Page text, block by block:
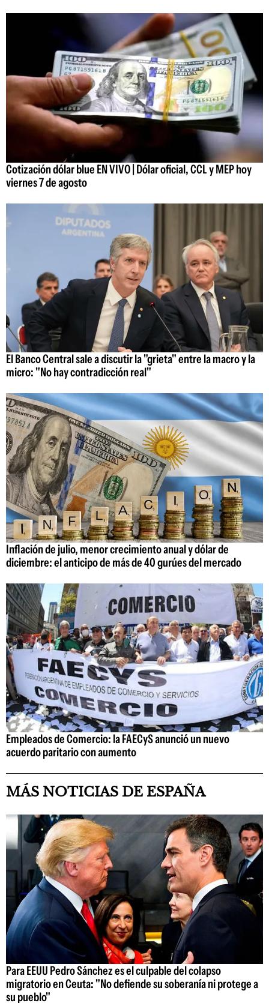
Cotización dólar blue EN VIVO | Dólar oficial, CCL y MEP hoy
viernes 7 de agosto
El Banco Central sale a discutir la "grieta" entre la macro y la
micro: "No hay contradicción real"
Inflación de julio, menor crecimiento anual y dólar de
diciembre: el anticipo de más de 40 gurúes del mercado
Empleados de Comercio: la FAECyS anunció un nuevo
acuerdo paritario con aumento
MÁS NOTICIAS DE ESPAÑA
Para EEUU Pedro Sánchez es el culpable del colapso
migratorio en Ceuta: "No defiende su soberanía ni protege a
su pueblo"